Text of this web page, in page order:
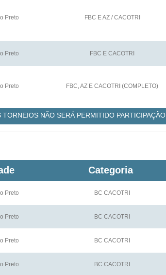
Preto FBC E AZ / CACOTRI
Preto FBC E CACOTRI
Preto FBC, AZ E CACOTRI (COMPLETO)
NÃO SERÁ PERMITIDO
Categoria
Preto BC CACOTRI
Preto BC CACOTRI
Preto BC CACOTRI
Preto BC CACOTRI